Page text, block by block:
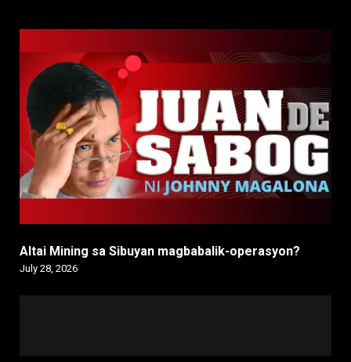
Altai Mining sa Sibuyan magbabalik-operasyon?
July 28, 2026